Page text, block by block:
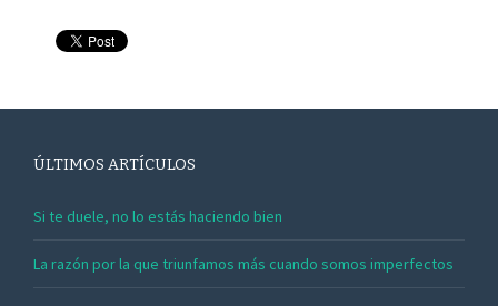
ÚLTIMOS ARTÍCULOS
Si te duele, no lo estás haciendo bien
La razón por la que triunfamos más cuando somos imperfectos